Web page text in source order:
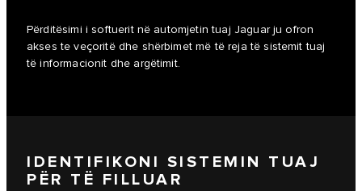
Përditësimi i softuerit në automjetin tuaj Jaguar ju ofron
akses te veçoritë dhe shërbimet më të reja të sistemit tuaj
të informacionit dhe argëtimit.
IDENTIFIKONI SISTEMIN TUAJ
PËR TË FILLUAR